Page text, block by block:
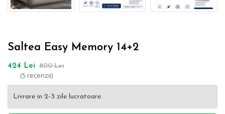
Saltea Easy Memory 14+2
424 Lei 800 Lei
(5 recenzii)
Livrare in 2-3 zile lucratoare.